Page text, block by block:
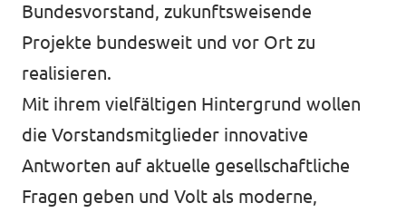
Bundesvorstand, zukunftsweisende
Projekte bundesweit und vor Ort zu
realisieren.
Mit ihrem vielfältigen Hintergrund wollen
die Vorstandsmitglieder innovative
Antworten auf aktuelle gesellschaftliche
Fragen geben und Volt als moderne,